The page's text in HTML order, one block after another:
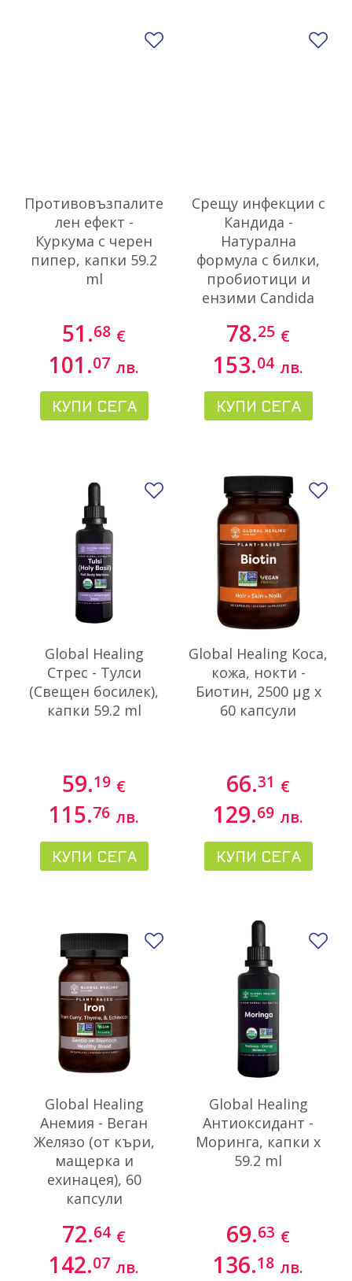
Противовъзпалите
лен ефект -
Куркума с черен
пипер, капки 59.2
ml
51.68 €
101.07 лв.
КУПИ СЕГА
Срещу инфекции с
Кандида -
Натурална
формула с билки,
пробиотици и
ензими Candida
капсули
78.25 €
153.04 лв.
КУПИ СЕГА
Global Healing
Стрес - Тулси
(Свещен босилек),
капки 59.2 ml
59.19 €
115.76 лв.
КУПИ СЕГА
Добави в любими
Global Healing Коса,
кожа, нокти -
Биотин, 2500 µg x
60 капсули
66.31 €
129.69 лв.
КУПИ СЕГА
Global Healing
Анемия - Веган
Желязо (от къри,
мащерка и
ехинацея), 60
капсули
72.64 €
142.07 лв.
Добави в любими
Global Healing
Антиоксидант -
Моринга, капки x
59.2 ml
69.63 €
136.18 лв.